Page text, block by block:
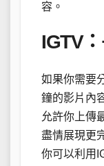
容。
IGTV
如果你需要
鐘的影片內
允許你上傳
盡情展現更
你可以利用